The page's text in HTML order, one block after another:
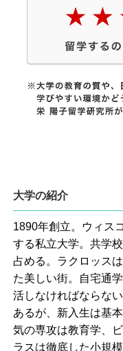
大学の紹介
1890年創立。ウィス
する私立大学。共学
占める。ラクロッス
た美しい街。自宅通
活しなければならな
あるが、新入生は基
気の専攻は教育学、
ラスは徹底した小規